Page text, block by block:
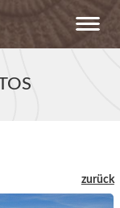
zurück